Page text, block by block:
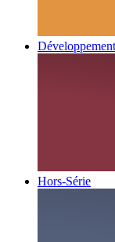
Hors-Série